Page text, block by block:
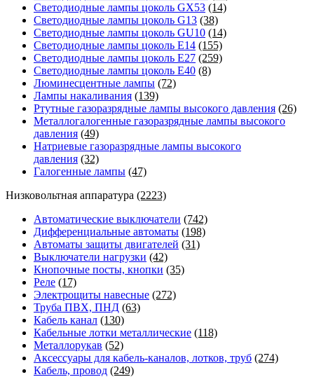
Светодиодные лампы цоколь GX53 (14)
Светодиодные лампы цоколь G13 (38)
Светодиодные лампы цоколь GU10 (14)
Светодиодные лампы цоколь E14 (155)
Светодиодные лампы цоколь E27 (259)
Светодиодные лампы цоколь E40 (8)
Люминесцентные лампы (72)
Лампы накаливания (139)
Ртутные газоразрядные лампы высокого давления (26)
Металлогалогенные газоразрядные лампы высокого
давления (49)
Натриевые газоразрядные лампы высокого
давления (32)
Галогенные лампы (47)
Низковольтная аппаратура (2223)
Автоматические выключатели (742)
Дифференциальные автоматы (198)
Автоматы защиты двигателей (31)
Выключатели нагрузки (42)
Кнопочные посты, кнопки (35)
Реле (17)
Электрощиты навесные (272)
Труба ПВХ, ПНД (63)
Кабель канал (130)
Кабельные лотки металлические (118)
Металлорукав (52)
Аксессуары для кабель-каналов, лотков, труб (274)
Кабель, провод (249)